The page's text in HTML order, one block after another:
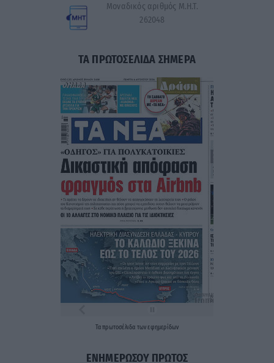
Μοναδικός αριθμός Μ.Η.Τ.
262048
ΤΑ ΠΡΩΤΟΣΕΛΙΔΑ ΣΗΜΕΡΑ
Ταπρωτοσέλιδα τωνεφημερίδων
ΕΝΗΜΕΡΩΣΟΥ ΠΡΩΤΟΣ